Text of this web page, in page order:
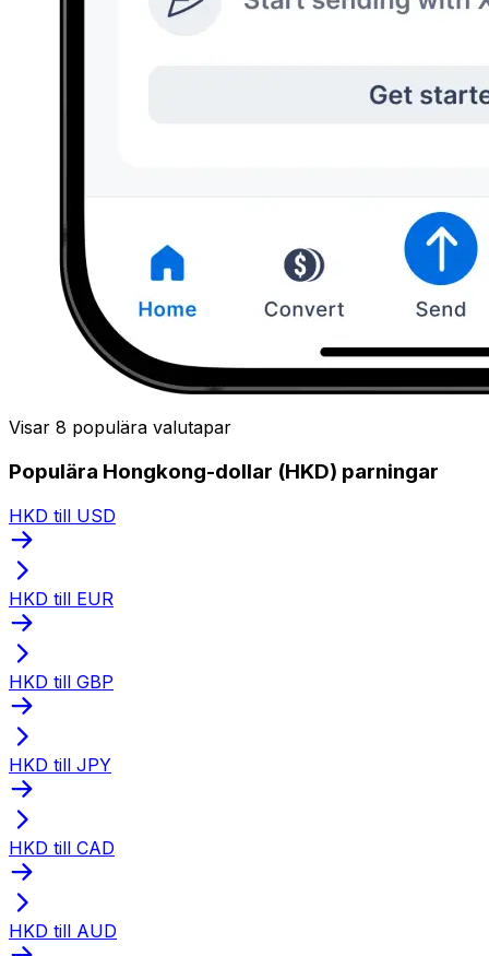
Visar 8 populära valutapar
Populära Hongkong-dollar (HKD) parningar
HKD till USD
HKD till EUR
HKD till GBP
HKD till JPY
HKD till CAD
HKD till AUD